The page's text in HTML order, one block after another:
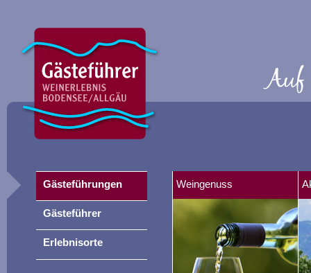
Weingenuss
Gästeführungen
Gästeführer
Erlebnisorte